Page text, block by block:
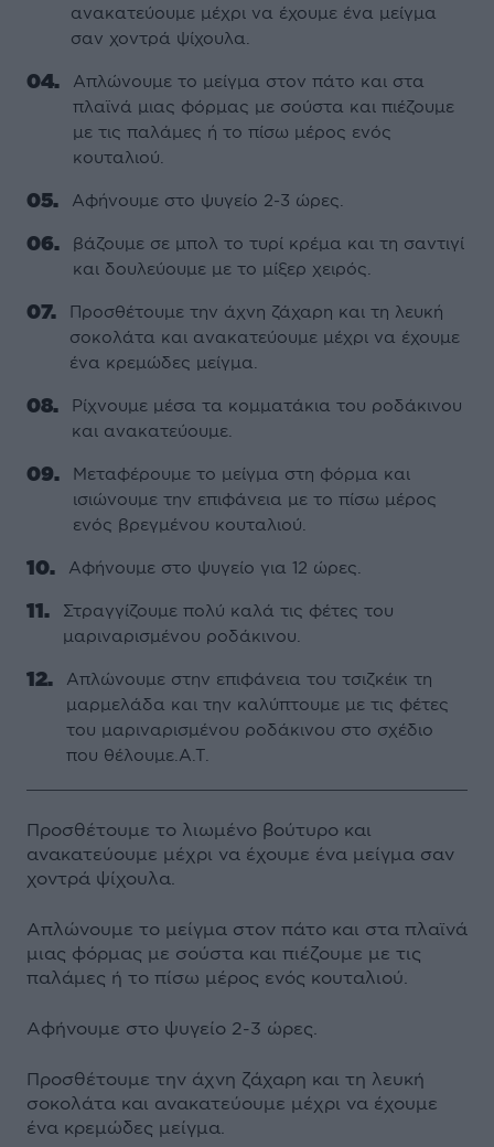
ανακατεύουμε μέχρι να έχουμε ένα μείγμα
σαν χοντρά ψίχουλα.
Απλώνουμε το μείγμα στον πάτο και στα
πλαϊνά μιας φόρμας με σούστα και πιέζουμε
με τις παλάμες ή το πίσω μέρος ενός
κουταλιού.
Αφήνουμε στο ψυγείο 2-3 ώρες.
βάζουμε σε μπολ το τυρί κρέμα και τη σαντιγί
και δουλεύουμε με το μίξερ χειρός.
Προσθέτουμε την άχνη ζάχαρη και τη λευκή
σοκολάτα και ανακατεύουμε μέχρι να έχουμε
ένα κρεμώδες μείγμα.
Ρίχνουμε μέσα τα κομματάκια του ροδάκινου
και ανακατεύουμε.
Μεταφέρουμε το μείγμα στη φόρμα και
ισιώνουμε την επιφάνεια με το πίσω μέρος
ενός βρεγμένου κουταλιού.
Αφήνουμε στο ψυγείο για 12 ώρες.
Στραγγίζουμε πολύ καλά τις φέτες του
μαριναρισμένου ροδάκινου.
Απλώνουμε στην επιφάνεια του τσιζκέικ τη
μαρμελάδα και την καλύπτουμε με τις φέτες
του μαριναρισμένου ροδάκινου στο σχέδιο
που θέλουμε.Α.Τ.
Προσθέτουμε το λιωμένο βούτυρο και
ανακατεύουμε μέχρι να έχουμε ένα μείγμα σαν
χοντρά ψίχουλα.
Απλώνουμε το μείγμα στον πάτο και στα πλαϊνά
μιας φόρμας με σούστα και πιέζουμε με τις
παλάμες ή το πίσω μέρος ενός κουταλιού.
Αφήνουμε στο ψυγείο 2-3 ώρες.
Προσθέτουμε την άχνη ζάχαρη και τη λευκή
σοκολάτα και ανακατεύουμε μέχρι να έχουμε
ένα κρεμώδες μείγμα.